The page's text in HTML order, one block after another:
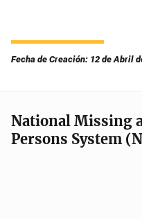
Fecha de Creación: 12 de Abril
National Missing
Persons System